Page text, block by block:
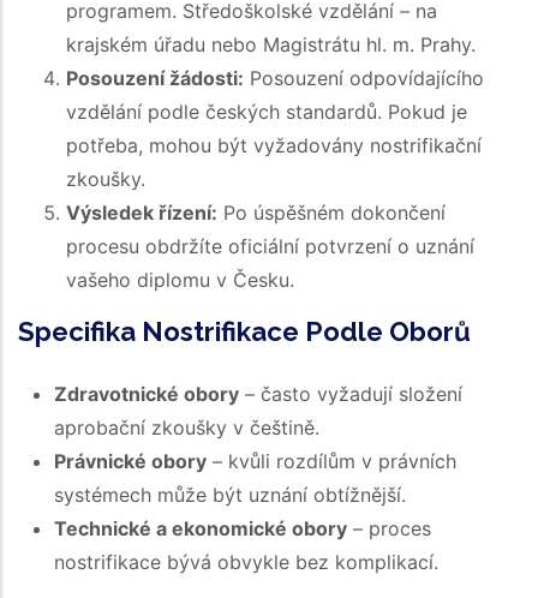
programem. Středoškolské vzdělání – na
krajském úřadu nebo Magistrátu hl. m. Prahy.
Posouzení žádosti: Posouzení odpovídajícího
vzdělání podle českých standardů. Pokud je
potřeba, mohou být vyžadovány nostrifikační
zkoušky.
Výsledek řízení: Po úspěšném dokončení
procesu obdržíte oficiální potvrzení o uznání
vašeho diplomu v Česku.
Specifika Nostrifikace Podle Oborů
Zdravotnické obory – často vyžadují složení
aprobační zkoušky v češtině.
Právnické obory – kvůli rozdílům v právních
systémech může být uznání obtížnější.
Technické a ekonomické obory – proces
nostrifikace bývá obvykle bez komplikací.